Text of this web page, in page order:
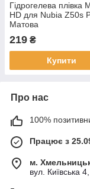
Гідрогелева плівка
HD для Nubia Z50s
Матова
219 ₴
Купити
Про нас
100%
Працює з
м.
вул. Київська